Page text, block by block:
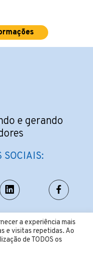
a experiência mais
e visitas repetidas. Ao
de TODOS os
e gerando
SOCIAIS: